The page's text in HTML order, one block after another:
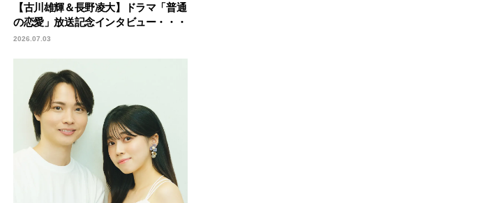
【古川雄輝＆長野凌大】ドラマ「普通
の恋愛」放送記念インタビュー・・・
2026.07.03